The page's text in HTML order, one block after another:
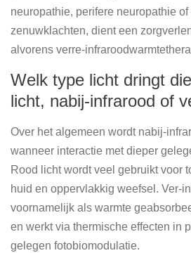
neuropathie, perifere neuropathie
zenuwklachten, dient een
alvorens verre-
Welk type licht dringt
licht, nabij-infrarood of
Over het algemeen wordt nabij-
wanneer interactie met dieper
Rood licht wordt veel gebruikt voor
huid en oppervlakkig weefsel. Ver-
voornamelijk als warmte
en werkt via thermische effecten in
gelegen fotobiomodulatie.